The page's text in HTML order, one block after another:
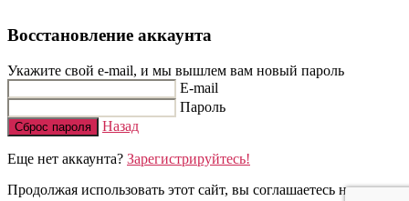
Восстановление аккаунта
Укажите свой e-mail, и мы вышлем вам новый пароль
E-mail
Пароль
Сброс пароля Назад
Еще нет аккаунта? Зарегистрируйтесь!
Продолжая использовать этот сайт, вы соглашаетесь на